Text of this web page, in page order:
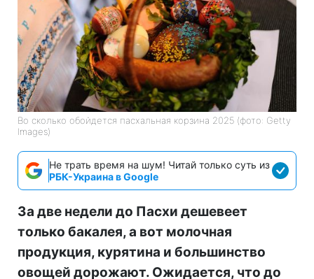
Во сколько обойдется пасхальная корзина 2025 (фото: Getty
Images)
Не трать время на шум! Читай только суть из
РБК-Украина в Google
За две недели до Пасхи дешевеет
только бакалея, а вот молочная
продукция, курятина и большинство
овощей дорожают. Ожидается, что до